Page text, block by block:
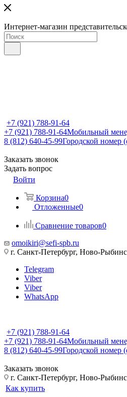
Интернет-магазин
+7 (921) 788-91-64
+7 (921) 788-91-64Мобильный
8 (812) 640-45-99Городской номер
Заказать звонок
Задать вопрос
Войти
Корзина0
Отложенные0
Сравнение товаров0
omoikiri@sefi-spb.ru
г. Санкт-Петербург, Ново-
Telegram
Viber
Viber
WhatsApp
+7 (921) 788-91-64
+7 (921) 788-91-64Мобильный
8 (812) 640-45-99Городской номер
Заказать звонок
г. Санкт-Петербург, Ново-
Как купить